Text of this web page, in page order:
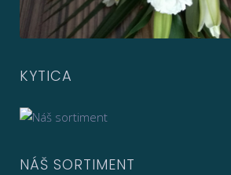
KYTICA
NÁŠ SORTIMENT